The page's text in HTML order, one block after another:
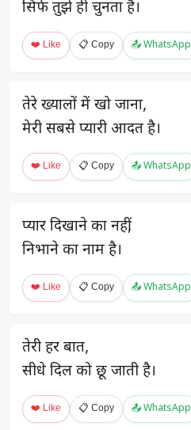
सिर्फ तुझे ही चुनता है।
❤️ Like 📋 Copy 📤 WhatsApp
तेरे ख्यालों में खो जाना,
मेरी सबसे प्यारी आदत है।
❤️ Like 📋 Copy 📤 WhatsApp
प्यार दिखाने का नहीं,
निभाने का नाम है।
❤️ Like 📋 Copy 📤 WhatsApp
तेरी हर बात,
सीधे दिल को छू जाती है।
❤️ Like 📋 Copy 📤 WhatsApp